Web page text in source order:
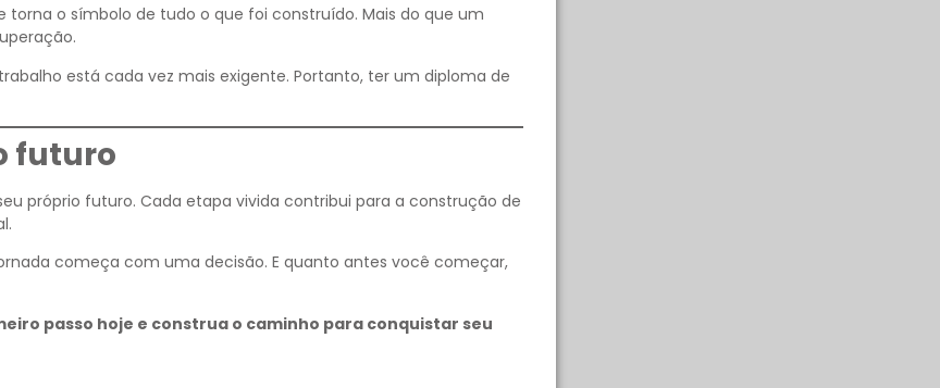
torna o símbolo de tudo o que foi construído. Mais do que um
está cada vez mais exigente. Portanto, ter um diploma de
futuro
próprio futuro. Cada etapa vivida contribui para a construção de
começa com uma decisão. E quanto antes você começar,
passo hoje e construa o caminho para conquistar seu